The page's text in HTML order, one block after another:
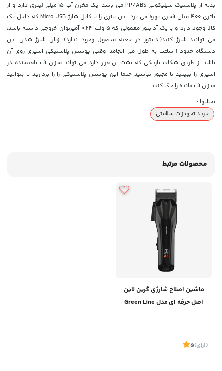
بدنه از پلاستیک سیلیکونی PP/ABS می باشد. یک مخزن آب 15 میلی لیتری دارد و از
باتری 400 میلی آمپری بهره می برد. این باتری را با کابل شارژ Micro USB که داخل پک
کالا وجود دارد و با یک آدابتور معمولی که 5 ولت 0.24 آمپرتوان خروجی داشته باشد،
می توانید شارژ کنید(آدابتور در جعبه محصول وجود ندارد). زمان شارژ شدن این
دستگاه حدود 1 ساعت به طول می انجامد. وقتی پوشش پلاستیکی اسپری روی آن
باشد از طریق شکاف باریکی که پشت آن قرار دارد می تواند میزان آب باقیمانده در
اسپری را ببینید تا مجبور نباشید حتما این پوشش پلاستیکی را را بردارید تا بتوانید
میزان آب مانده را چک کنید.
بخشها :
خرید تجهیزات سلامتی
محصولات مرتبط
ماشین اصلاح شارژی گرین لاین
اصل حرفه ای مدل Green Line
(1 رای)
5